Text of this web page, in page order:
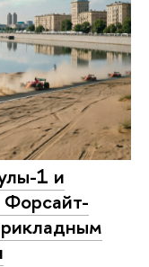
1 и
Форсайт-